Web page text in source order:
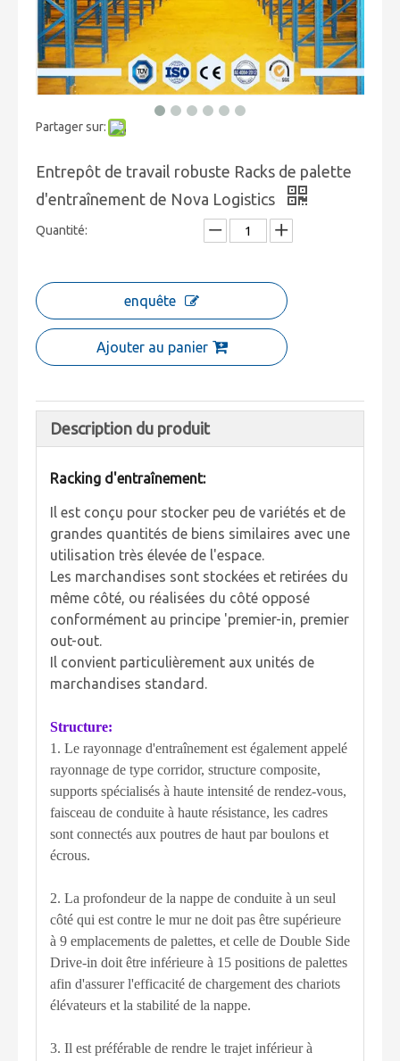
Partager sur:
Entrepôt de travail robuste Racks de palette
d'entraînement de Nova Logistics
Quantité:
enquête
Ajouter au panier
Description du produit
Racking d'entraînement:
Il est conçu pour stocker peu de variétés et de
grandes quantités de biens similaires avec une
utilisation très élevée de l'espace.
Les marchandises sont stockées et retirées du
même côté, ou réalisées du côté opposé
conformément au principe 'premier-in, premier
out-out.
Il convient particulièrement aux unités de
marchandises standard.
Structure:
1. Le rayonnage d'entraînement est également appelé
rayonnage de type corridor, structure composite,
supports spécialisés à haute intensité de rendez-vous,
faisceau de conduite à haute résistance, les cadres
sont connectés aux poutres de haut par boulons et
écrous.
2. La profondeur de la nappe de conduite à un seul
côté qui est contre le mur ne doit pas être supérieure
à 9 emplacements de palettes, et celle de Double Side
Drive-in doit être inférieure à 15 positions de palettes
afin d'assurer l'efficacité de chargement des chariots
élévateurs et la stabilité de la nappe.
3. Il est préférable de rendre le trajet inférieur à